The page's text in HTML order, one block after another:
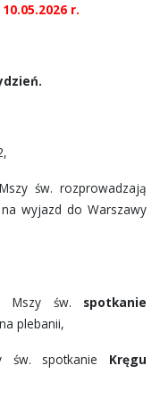
r.
św. rozprowadzają
wyjazd do Warszawy
Mszy św. spotkanie
na plebanii,
św. spotkanie Kręgu